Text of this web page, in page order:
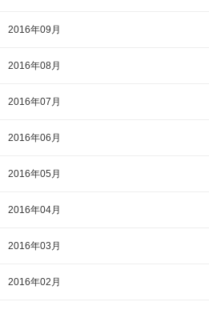
2016年09月
2016年08月
2016年07月
2016年06月
2016年05月
2016年04月
2016年03月
2016年02月